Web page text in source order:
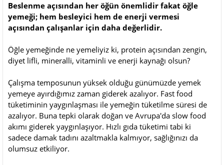
Beslenme açısından her öğün önemlidir fakat öğle
yemeği; hem besleyici hem de enerji vermesi
açısından çalışanlar için daha değerlidir.
Öğle yemeğinde ne yemeliyiz ki, protein açısından zengin,
diyet lifli, mineralli, vitaminli ve enerji kaynağı olsun?
Çalışma temposunun yüksek olduğu günümüzde yemek
yemeye ayırdığımız zaman giderek azalıyor. Fast food
tüketiminin yaygınlaşması ile yemeğin tüketilme süresi de
azalıyor. Buna tepki olarak doğan ve Avrupa'da slow food
akımı giderek yaygınlaşıyor. Hızlı gıda tüketimi tabi ki
sadece damak tadını azaltmakla kalmıyor, sağlığınızı da
olumsuz etkiliyor.